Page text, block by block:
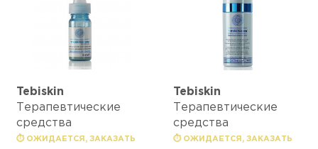
Tebiskin
Терапевтические
средства
⏱ ОЖИДАЕТСЯ, ЗАКАЗАТЬ
Tebiskin
Терапевтические
средства
⏱ ОЖИДАЕТСЯ, ЗАКАЗАТЬ